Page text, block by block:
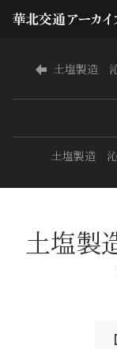
土塩製造
土塩製造
土塩